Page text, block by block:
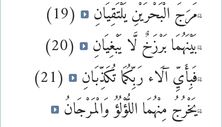
مَرَجَ الْبَحْرَيْنِ يَلْتَقِيَانِ
(19)
بَيْنَهُمَا بَرْزَخٌ لَّا يَبْغِيَانِ
(20)
فَبِأَيِّ آلَاء رَبِّكُمَا تُكَذِّبَانِ
(21)
يَخْرُجُ مِنْهُمَا اللُّؤْلُؤُ وَالْمَرْجَانُ